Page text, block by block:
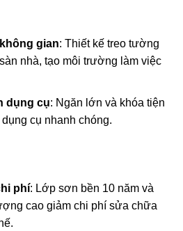
gian: Thiết kế treo tường
nhà, tạo môi trường làm việc
dụng cụ: Ngăn lớn và khóa tiện
cụ nhanh chóng.
phí: Lớp sơn bền 10 năm và
cao giảm chi phí sửa chữa